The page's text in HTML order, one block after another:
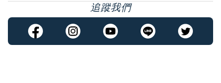
追蹤我們